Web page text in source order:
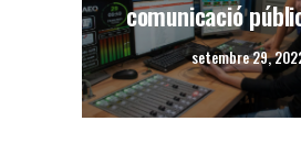
comunicació
setembre 29,